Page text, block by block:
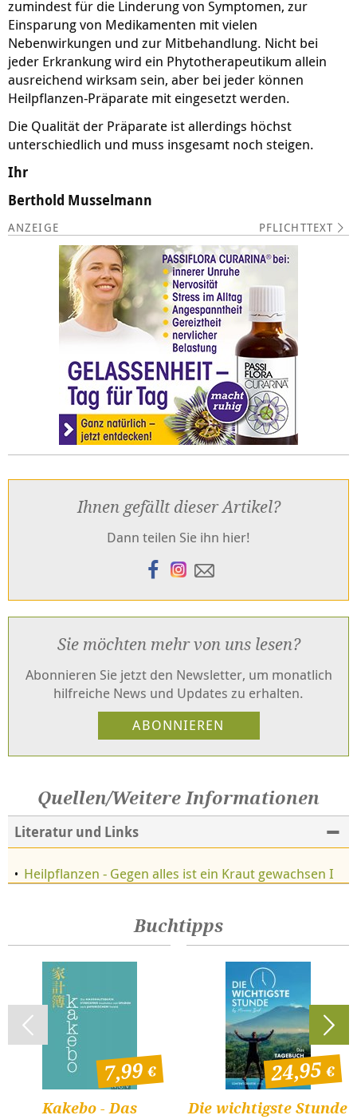
zumindest für die Linderung von Symptomen, zur
Einsparung von Medikamenten mit vielen
Nebenwirkungen und zur Mitbehandlung. Nicht bei
jeder Erkrankung wird ein Phytotherapeutikum allein
ausreichend wirksam sein, aber bei jeder können
Heilpflanzen-Präparate mit eingesetzt werden.
Die Qualität der Präparate ist allerdings höchst
unterschiedlich und muss insgesamt noch steigen.
Ihr
Berthold Musselmann
PFLICHTTEXT
Ihnen gefällt dieser Artikel?
Dann teilen Sie ihn hier!
Sie möchten mehr von uns lesen?
Abonnieren Sie jetzt den Newsletter, um monatlich
hilfreiche News und Updates zu erhalten.
Quellen/Weitere Informationen
Literatur und Links
Heilpflanzen - Gegen alles ist ein Kraut gewachsen I
Buchtipps
Kakebo - Das
7,99
Die wichtigste Stunde
24,95